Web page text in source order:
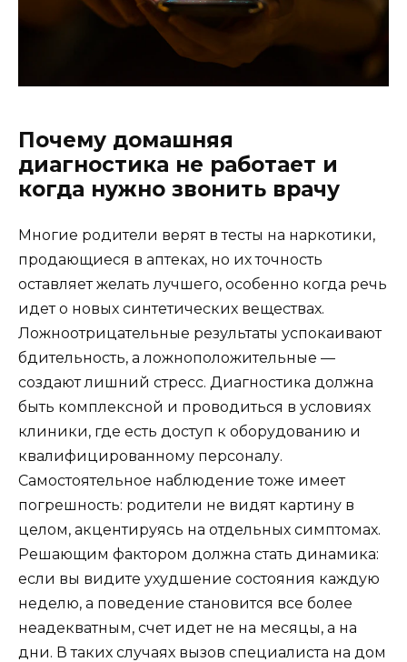
Почему домашняя
диагностика не работает и
когда нужно звонить врачу
Многие родители верят в тесты на наркотики,
продающиеся в аптеках, но их точность
оставляет желать лучшего, особенно когда речь
идет о новых синтетических веществах.
Ложноотрицательные результаты успокаивают
бдительность, а ложноположительные —
создают лишний стресс. Диагностика должна
быть комплексной и проводиться в условиях
клиники, где есть доступ к оборудованию и
квалифицированному персоналу.
Самостоятельное наблюдение тоже имеет
погрешность: родители не видят картину в
целом, акцентируясь на отдельных симптомах.
Решающим фактором должна стать динамика:
если вы видите ухудшение состояния каждую
неделю, а поведение становится все более
неадекватным, счет идет не на месяцы, а на
дни. В таких случаях вызов специалиста на дом